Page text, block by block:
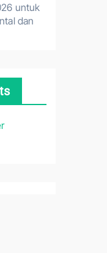
untuk
dan